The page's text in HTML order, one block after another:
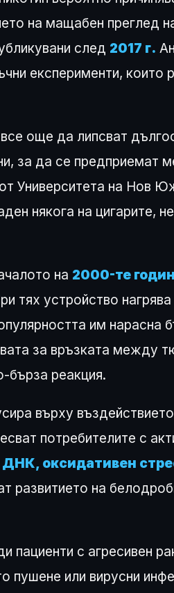
на мащабен преглед
след 2017 г.
експерименти, които
още да липсват
за да се предприемат
от Университета на Нов
някога на цигарите,
на 2000-те
тях устройство
им нарасна
за връзката между
бърза реакция.
върху
потребителите с
оксидативен
развитието на
с агресивен
пушене или вирусни